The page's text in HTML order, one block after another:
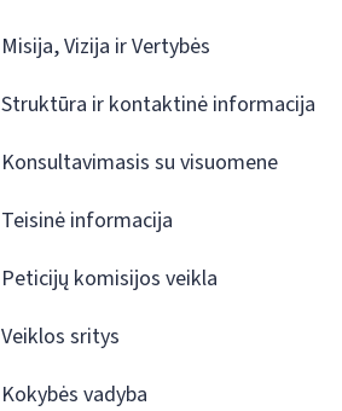
Misija, Vizija ir Vertybės
Struktūra ir kontaktinė informacija
Konsultavimasis su visuomene
Teisinė informacija
Peticijų komisijos veikla
Veiklos sritys
Kokybės vadyba